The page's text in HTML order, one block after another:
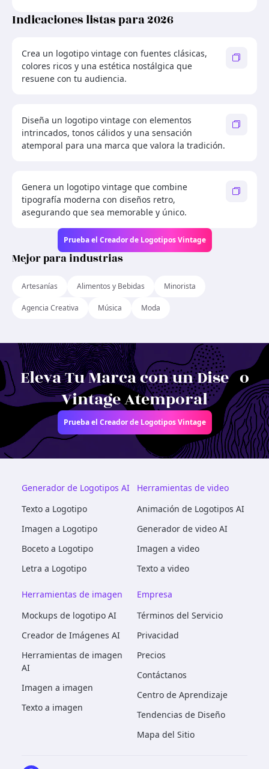
Indicaciones listas para 2026
Crea un logotipo vintage con fuentes clásicas,
colores ricos y una estética nostálgica que
resuene con tu audiencia.
Diseña un logotipo vintage con elementos
intrincados, tonos cálidos y una sensación
atemporal para una marca que valora la tradición.
Genera un logotipo vintage que combine
tipografía moderna con diseños retro,
asegurando que sea memorable y único.
Prueba el Creador de Logotipos Vintage
Mejor para industrias
Artesanías Alimentos y Bebidas Minorista
Agencia Creativa Música Moda
Eleva Tu Marca con un Diseño
Vintage Atemporal
Prueba el Creador de Logotipos Vintage
Generador de Logotipos AI
Texto a Logotipo
Imagen a Logotipo
Boceto a Logotipo
Letra a Logotipo
Herramientas de video
Animación de Logotipos AI
Generador de video AI
Imagen a video
Texto a video
Herramientas de imagen
Mockups de logotipo AI
Creador de Imágenes AI
Herramientas de imagen
AI
Imagen a imagen
Texto a imagen
Empresa
Términos del Servicio
Privacidad
Precios
Contáctanos
Centro de Aprendizaje
Tendencias de Diseño
Mapa del Sitio